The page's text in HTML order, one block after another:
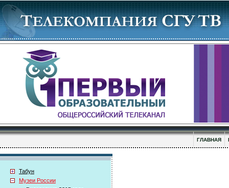
ГЛАВНАЯ
Табун
Музеи России